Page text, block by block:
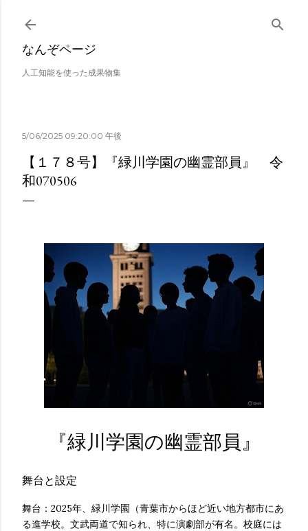
スキップしてメイン コンテンツに移動
なんぞページ
人工知能を使った成果物集
5/06/2025 09:20:00 午後
【１７８号】『緑川学園の幽霊部員』 令
和070506
『緑川学園の幽霊部員』
舞台と設定
舞台：2025年、緑川学園（青葉市からほど近い地方都市にあ
る進学校。文武両道で知られ、特に演劇部が有名。校庭には